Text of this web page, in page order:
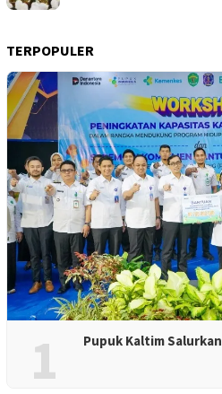
TERPOPULER
1 Pupuk Kaltim